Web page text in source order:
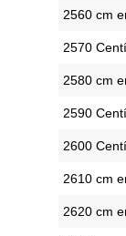
2560 cm
2570
2580 cm
2590
2600
2610 cm
2620 cm